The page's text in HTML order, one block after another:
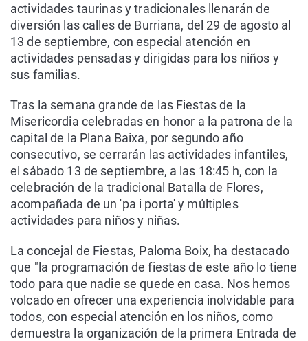
actividades taurinas y tradicionales llenarán de
diversión las calles de Burriana, del 29 de agosto al
13 de septiembre, con especial atención en
actividades pensadas y dirigidas para los niños y
sus familias.
Tras la semana grande de las Fiestas de la
Misericordia celebradas en honor a la patrona de la
capital de la Plana Baixa, por segundo año
consecutivo, se cerrarán las actividades infantiles,
el sábado 13 de septiembre, a las 18:45 h, con la
celebración de la tradicional Batalla de Flores,
acompañada de un 'pa i porta' y múltiples
actividades para niños y niñas.
La concejal de Fiestas, Paloma Boix, ha destacado
que "la programación de fiestas de este año lo tiene
todo para que nadie se quede en casa. Nos hemos
volcado en ofrecer una experiencia inolvidable para
todos, con especial atención en los niños, como
demuestra la organización de la primera Entrada de